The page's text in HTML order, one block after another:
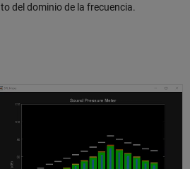
del dominio de la frecuencia.